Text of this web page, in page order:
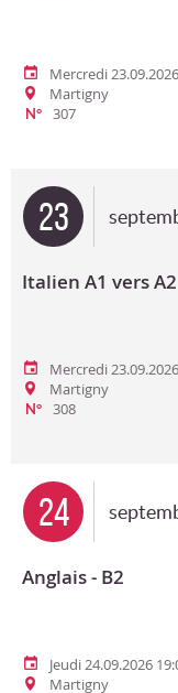
Mercredi
Martigny
N°
307
23
Italien A1 vers A2
Mercredi
Martigny
N°
308
24
Anglais - B2
Jeudi 24.09.2026
Martigny